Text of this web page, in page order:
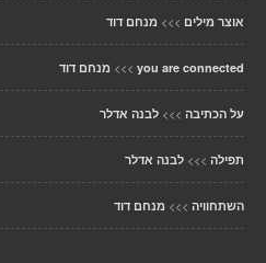
אוצר מילים >>> מנחם דוד
you are connected
>>> מנחם דוד
על הכתיבה >>> לבנה אדלר
תפילה >>> לבנה אדלר
השתחוויה >>> מנחם דוד